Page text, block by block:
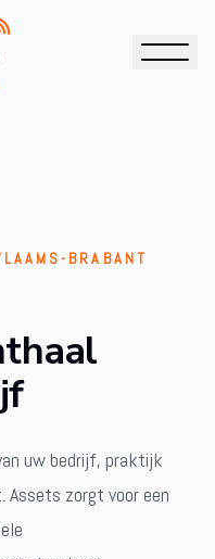
BRABANT
uw bedrijf, praktijk
Assets zorgt voor een